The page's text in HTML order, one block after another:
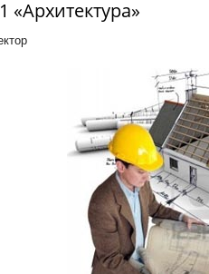
«Архитектура»